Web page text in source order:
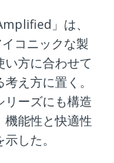
」は、
コニックな製
い方に合わせて
え方に置く。
リーズにも構造
機能性と快適性
した。